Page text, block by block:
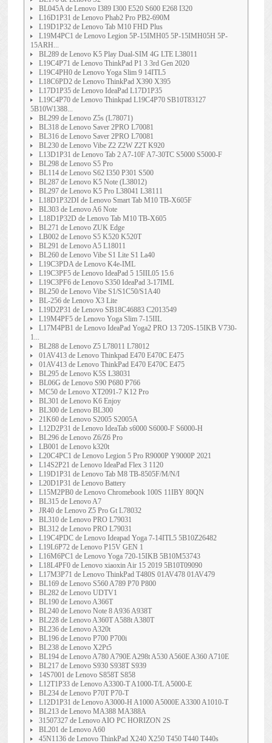
BL045A de Lenovo I389 I300 E520 S600 E268 I320
L16D1P31 de Lenovo Phab2 Pro PB2-690M
L19D1P32 de Lenovo Tab M10 FHD Plus
L19M4PC1 de Lenovo Legion 5P-15IMH05 5P-15IMH05H 5P-
15ARH...
BL289 de Lenovo K5 Play Dual-SIM 4G LTE L38011
L19C4P71 de Lenovo ThinkPad P1 3 3rd Gen 2020
L19C4PH0 de Lenovo Yoga Slim 9 14ITL5
L18C6PD2 de Lenovo ThinkPad X390 X395
L17D1P35 de Lenovo IdeaPad L17D1P35
L19C4P70 de Lenovo Thinkpad L19C4P70 SB10T83127
5B10W1388...
BL299 de Lenovo Z5s (L78071)
BL318 de Lenovo Saver 2PRO L70081
BL316 de Lenovo Saver 2PRO L70081
BL230 de Lenovo Vibe Z2 Z2W Z2T K920
L13D1P31 de Lenovo Tab 2 A7-10F A7-30TC S5000 S5000-F
BL298 de Lenovo S5 Pro
BL114 de Lenovo S62 I350 P301 S500
BL287 de Lenovo K5 Note (L38012)
BL297 de Lenovo K5 Pro L38041 L38111
L18D1P32DI de Lenovo Smart Tab M10 TB-X605F
BL303 de Lenovo A6 Note
L18D1P32D de Lenovo Tab M10 TB-X605
BL271 de Lenovo ZUK Edge
LB002 de Lenovo S5 K520 K520T
BL291 de Lenovo A5 L18011
BL260 de Lenovo Vibe S1 Lite S1 La40
L19C3PDA de Lenovo K4e-IML
L19C3PF5 de Lenovo IdeaPad 5 15IIL05 15.6
L19C3PF6 de Lenovo S350 IdeaPad 3-17IML
BL250 de Lenovo Vibe S1/S1C50/S1A40
BL-256 de Lenovo X3 Lite
L19D2P31 de Lenovo SB18C46883 C2013549
L19M4PF5 de Lenovo Yoga Slim 7-15IIL
L17M4PB1 de Lenovo IdeaPad Yoga2 PRO 13 720S-15IKB V730-
1...
BL288 de Lenovo Z5 L78011 L78012
01AV413 de Lenovo Thinkpad E470 E470C E475
01AV413 de Lenovo ThinkPad E470 E470C E475
BL295 de Lenovo K5S L38031
BL06G de Lenovo S90 P680 P766
MC50 de Lenovo XT2091-7 K12 Pro
BL301 de Lenovo K6 Enjoy
BL300 de Lenovo BL300
21K60 de Lenovo S2005 S2005A
L12D2P31 de Lenovo IdeaTab s6000 S6000-F S6000-H
BL296 de Lenovo Z6/Z6 Pro
LB001 de Lenovo k320t
L20C4PC1 de Lenovo Legion 5 Pro R9000P Y9000P 2021
L14S2P21 de Lenovo IdeaPad Flex 3 1120
L19D1P31 de Lenovo Tab M8 TB-8505F/M/N/I
L20D1P31 de Lenovo Battery
L15M2PB0 de Lenovo Chromebook 100S 11IBY 80QN
BL315 de Lenovo A7
JR40 de Lenovo Z5 Pro Gt L78032
BL310 de Lenovo PRO L79031
BL312 de Lenovo PRO L79031
L19C4PDC de Lenovo Ideapad Yoga 7-14ITL5 5B10Z26482
L19L6P72 de Lenovo P15V GEN 1
L16M6PC1 de Lenovo Yoga 720-15IKB 5B10M53743
L18L4PF0 de Lenovo xiaoxin Air 15 2019 5B10T09090
L17M3P71 de Lenovo ThinkPad T480S 01AV478 01AV479
BL169 de Lenovo S560 A789 P70 P800
BL282 de Lenovo UDTV1
BL190 de Lenovo A366T
BL240 de Lenovo Note 8 A936 A938T
BL228 de Lenovo A360T A588t A380T
BL236 de Lenovo A320t
BL196 de Lenovo P700 P700i
BL238 de Lenovo X2Pt5
BL194 de Lenovo A780 A790E A298t A530 A560E A360 A710E
BL217 de Lenovo S930 S938T S939
14S7001 de Lenovo S858T S858
L12T1P33 de Lenovo A3300-T A1000-T/L A5000-E
BL234 de Lenovo P70T P70-T
L12D1P31 de Lenovo A3000-H A1000 A5000E A3300 A1010-T
BL213 de Lenovo MA388 MA388A
31507327 de Lenovo AIO PC HORIZON 2S
BL201 de Lenovo A60
45N1136 de Lenovo ThinkPad X240 X250 T450 T440 T440s